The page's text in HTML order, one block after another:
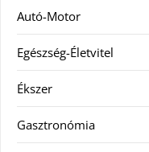
Autó-Motor
Egészség-Életvitel
Ékszer
Gasztronómia